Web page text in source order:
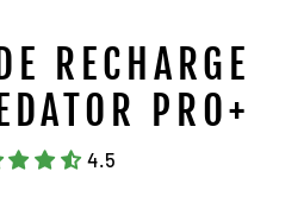
RECHARGE
PRO+
4.5